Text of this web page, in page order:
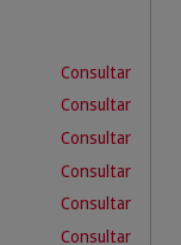
Consultar
Consultar
Consultar
Consultar
Consultar
Consultar